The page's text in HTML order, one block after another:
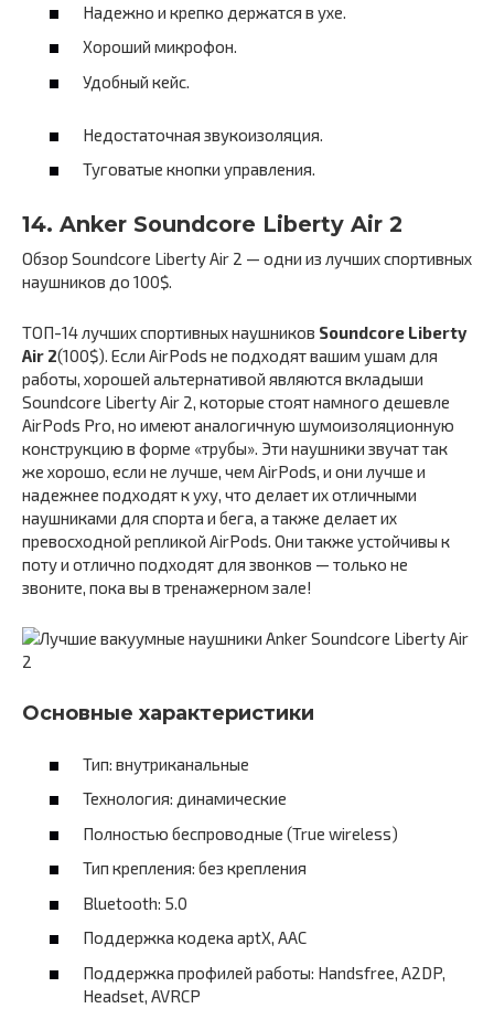
Надежно и крепко держатся в ухе.
Хороший микрофон.
Удобный кейс.
Недостаточная звукоизоляция.
Туговатые кнопки управления.
14. Anker Soundcore Liberty Air 2
Обзор Soundcore Liberty Air 2 — одни из лучших спортивных
наушников до 100$.
ТОП-14 лучших спортивных наушников Soundcore Liberty
Air 2(100$). Если AirPods не подходят вашим ушам для
работы, хорошей альтернативой являются вкладыши
Soundcore Liberty Air 2, которые стоят намного дешевле
AirPods Pro, но имеют аналогичную шумоизоляционную
конструкцию в форме «трубы». Эти наушники звучат так
же хорошо, если не лучше, чем AirPods, и они лучше и
надежнее подходят к уху, что делает их отличными
наушниками для спорта и бега, а также делает их
превосходной репликой AirPods. Они также устойчивы к
поту и отлично подходят для звонков — только не
звоните, пока вы в тренажерном зале!
Основные характеристики
Тип: внутриканальные
Технология: динамические
Полностью беспроводные (True wireless)
Тип крепления: без крепления
Bluetooth: 5.0
Поддержка кодека aptX, AAC
Поддержка профилей работы: Handsfree, A2DP,
Headset, AVRCP